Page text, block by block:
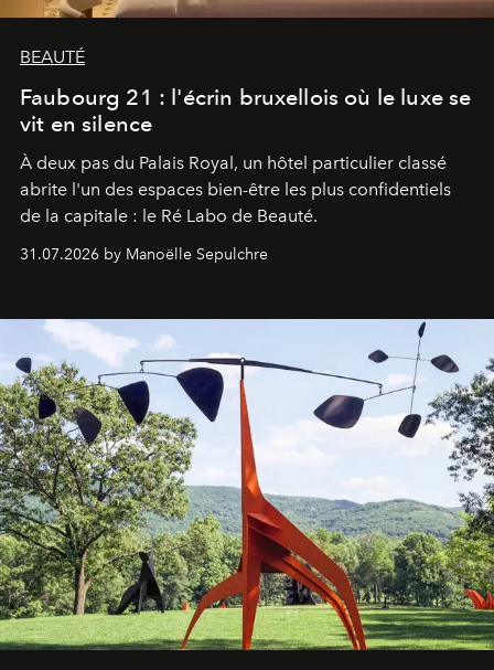
BEAUTÉ
Faubourg 21 : l'écrin bruxellois où le luxe se
vit en silence
À deux pas du Palais Royal, un hôtel particulier classé
abrite l'un des espaces bien-être les plus confidentiels
de la capitale : le Ré Labo de Beauté.
31.07.2026 by Manoëlle Sepulchre